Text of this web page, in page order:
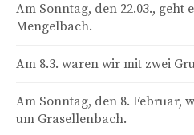
Am Sonntag, den 22.03., geht
Mengelbach.
Am 8.3. waren wir mit zwei
Am Sonntag, den 8. Februar,
um Grasellenbach.